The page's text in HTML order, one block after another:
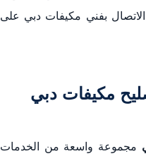
الاتصال بفني مكيفات دبي على
مكيفات دبي
مجموعة واسعة من الخدمات